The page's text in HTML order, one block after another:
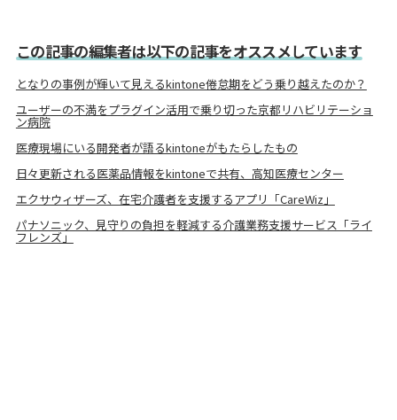
この記事の編集者は以下の記事をオススメしています
となりの事例が輝いて見えるkintone倦怠期をどう乗り越えたのか？
ユーザーの不満をプラグイン活用で乗り切った京都リハビリテーショ
ン病院
医療現場にいる開発者が語るkintoneがもたらしたもの
日々更新される医薬品情報をkintoneで共有、高知医療センター
エクサウィザーズ、在宅介護者を支援するアプリ「CareWiz」
パナソニック、見守りの負担を軽減する介護業務支援サービス「ライ
フレンズ」